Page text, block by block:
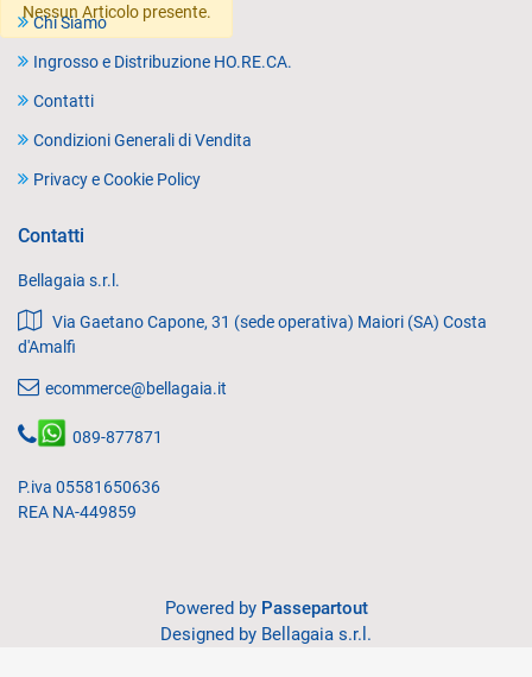
Nessun Articolo presente.
Chi Siamo
Ingrosso e Distribuzione HO.RE.CA.
Contatti
Condizioni Generali di Vendita
Privacy e Cookie Policy
Contatti
Bellagaia s.r.l.
Via Gaetano Capone, 31 (sede operativa) Maiori (SA) Costa
d'Amalfi
ecommerce@bellagaia.it
089-877871
P.iva 05581650636
REA NA-449859
Powered by Passepartout
Designed by Bellagaia s.r.l.